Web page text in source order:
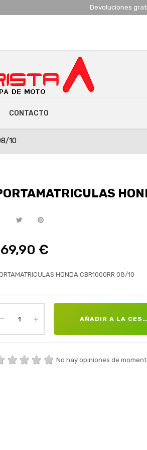
Devoluciones
CONTACTO
10
€
HONDA CBR1000RR 08/10
AÑADIR A LA
No hay opiniones de